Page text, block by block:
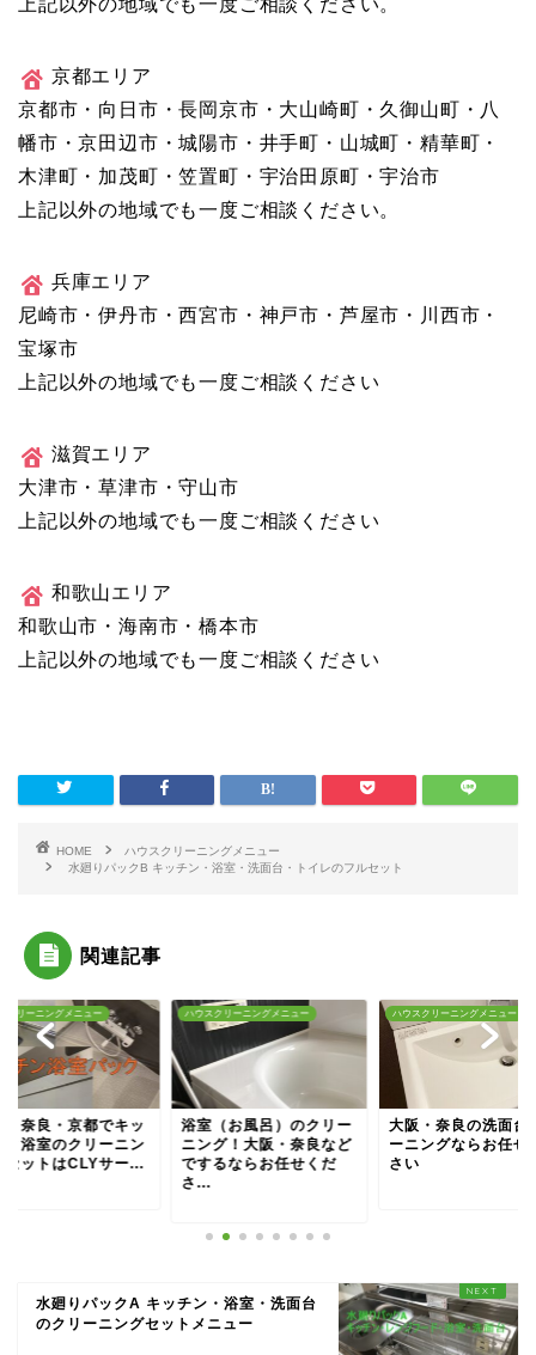
京都エリア
京都市・向日市・長岡京市・大山崎町・久御山町・八
幡市・京田辺市・城陽市・井手町・山城町・精華町・
木津町・加茂町・笠置町・宇治田原町・宇治市
上記以外の地域でも一度ご相談ください。
兵庫エリア
尼崎市・伊丹市・西宮市・神戸市・芦屋市・川西市・
宝塚市
上記以外の地域でも一度ご相談ください
滋賀エリア
大津市・草津市・守山市
上記以外の地域でも一度ご相談ください
和歌山エリア
和歌山市・海南市・橋本市
上記以外の地域でも一度ご相談ください
HOME
ハウスクリーニングメニュー
水廻りパックB キッチン・浴室・洗面台・トイレのフルセット
関連記事
クリーニングメニュー
・奈良・京都でキッ
と浴室のクリーニン
セットはCLYサー...
ハウスクリーニングメニュー
浴室（お風呂）のクリー
ニング！大阪・奈良など
でするならお任せくだ
さ...
ハウスクリーニングメニュー
大阪・奈良の洗面台
ーニングならお任せ
さい
水廻りパックA キッチン・浴室・洗面台
のクリーニングセットメニュー